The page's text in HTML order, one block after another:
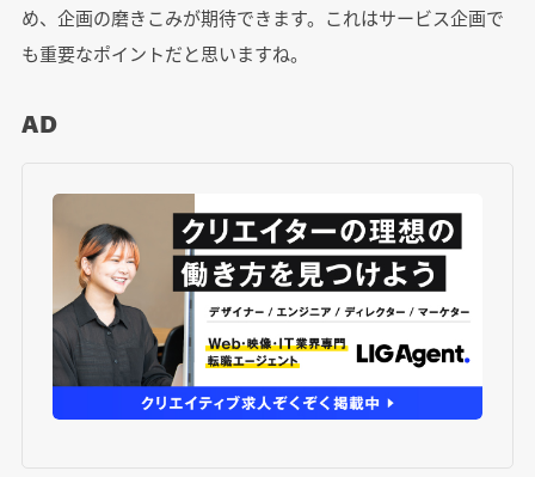
め、企画の磨きこみが期待できます。これはサービス企画で
も重要なポイントだと思いますね。
AD